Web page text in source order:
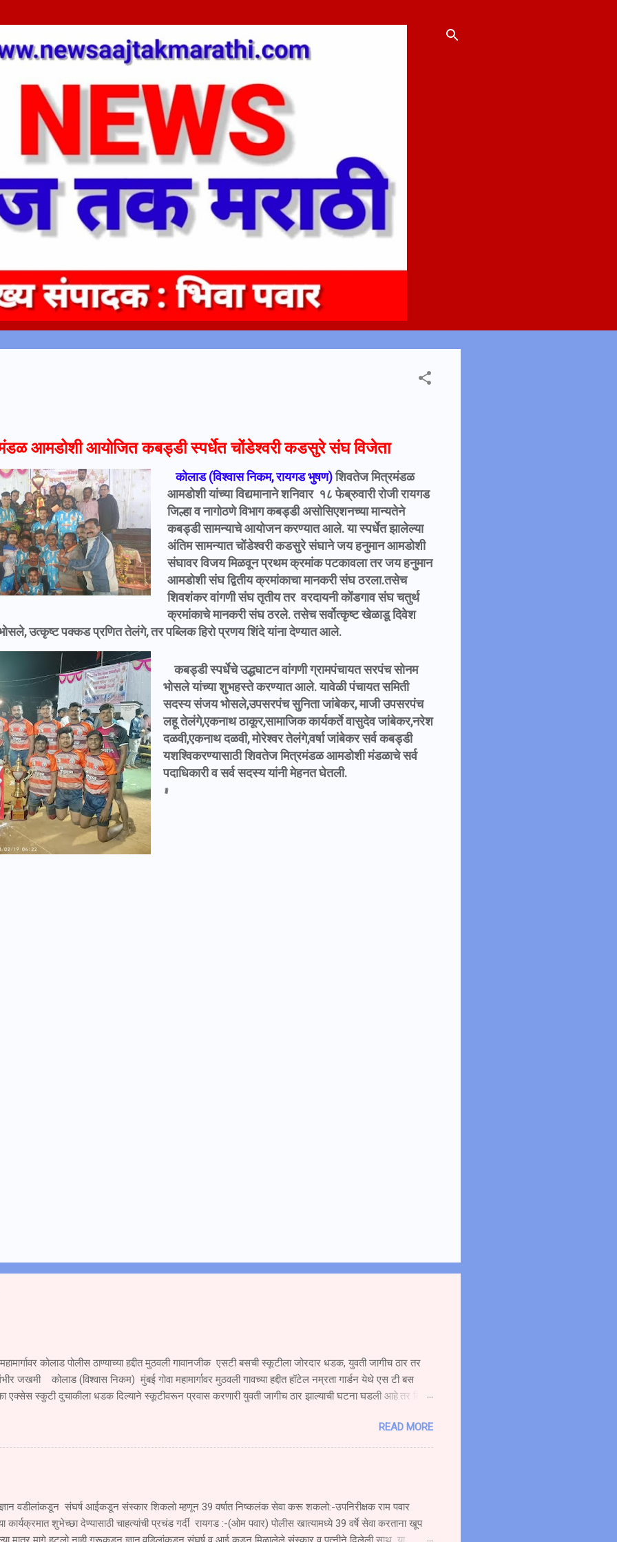
आमडोशी आयोजित कबड्डी स्पर्धेत चोंडेश्वरी कडसुरे संघ विजेता
कोलाड (विश्वास निकम, रायगड भुषण)शिवतेज मित्रमंडळ
आमडोशी यांच्या विद्यमानाने शनिवार १८ फेब्रुवारी रोजी रायगड
जिल्हा व नागोठणे विभाग कबड्डी असोसिएशनच्या मान्यतेने
कबड्डी सामन्याचे आयोजन करण्यात आले. या स्पर्धेत झालेल्या
अंतिम सामन्यात चोंडेश्वरी कडसुरे संघाने जय हनुमान आमडोशी
संघावर विजय मिळवून प्रथम क्रमांक पटकावला तर जय हनुमान
आमडोशी संघ द्वितीय क्रमांकाचा मानकरी संघ ठरला.तसेच
शिवशंकर वांगणी संघ तृतीय तर वरदायनी कोंडगाव संघ चतुर्थ
क्रमांकाचे मानकरी संघ ठरले. तसेच सर्वोत्कृष्ट खेळाडू दिवेश
उत्कृष्ट पक्कड प्रणित तेलंगे, तर पब्लिक हिरो प्रणय शिंदे यांना देण्यात आले.
कबड्डी स्पर्धेचे उद्धघाटन वांगणी ग्रामपंचायत सरपंच सोनम
भोसले यांच्या शुभहस्ते करण्यात आले. यावेळी पंचायत समिती
सदस्य संजय भोसले,उपसरपंच सुनिता जांबेकर, माजी उपसरपंच
लहू तेलंगे,एकनाथ ठाकूर,सामाजिक कार्यकर्ते वासुदेव जांबेकर,नरेश
दळवी,एकनाथ दळवी, मोरेश्वर तेलंगे,वर्षा जांबेकर सर्व कबड्डी
यशश्विकरण्यासाठी शिवतेज मित्रमंडळ आमडोशी मंडळाचे सर्व
पदाधिकारी व सर्व सदस्य यांनी मेहनत घेतली.
कोलाड पोलीस ठाण्याच्या हद्दीत मुठवली गावानजीक एसटी बसची स्कूटीला जोरदार धडक, युवती जागीच ठार तर
जखमी कोलाड (विश्वास निकम) मुंबई गोवा महामार्गावर मुठवली गावच्या हद्दीत हॉटेल नम्रता गार्डन येथे एस टी बस
एक्सेस स्कुटी दुचाकीला धडक दिल्याने स्कूटीवरून प्रवास करणारी युवती जागीच ठार झाल्याची घटना घडली आहे.तर तिचा
जात असताना एसटी चालकाने रस्त्याच्या परिस्थितीकडे दुर्लक्ष करून मूठवली गावाच्या हद्दीत हॉटेल नम्रता गार्डन समोर
एच.२०बी.१९६० या एसटीने खांब बाजूकडे जाणाऱ्या स्कूटी क्र. एम एच ०६,सी.एच ४६६४ या स्कूटी ला पाठीमागून
READ MORE
वडीलांकडून संघर्ष आईकडून संस्कार शिकलो म्हणून 39 वर्षात निष्कलंक सेवा करू शकलो:-उपनिरीक्षक राम पवार
कार्यक्रमात शुभेच्छा देण्यासाठी चाहत्यांची प्रचंड गर्दी रायगड :-(ओम पवार) पोलीस खात्यामध्ये 39 वर्षे सेवा करताना खूप